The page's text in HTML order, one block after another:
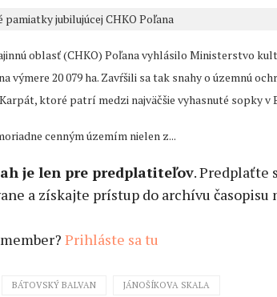
jubilujúcej CHKO Poľana
oblasť (CHKO) Poľana vyhlásilo Ministerstvo
na výmere 20 079 ha. Zavŕšili sa tak snahy o územnú
ktoré patrí medzi najväčšie vyhasnuté sopky v
cenným územím nielen z...
je len pre predplatiteľov. Predplaťte
a získajte prístup do archívu časopisu
Prihláste sa tu
BÁTOVSKÝ BALVAN JÁNOŠÍKOVA SKALA